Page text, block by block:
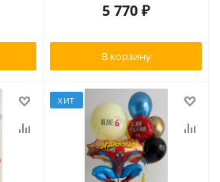
5 770 ₽
В корзину
ХИТ